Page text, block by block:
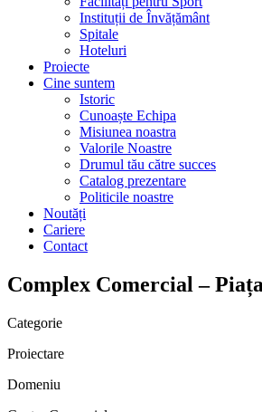
Instituții de Învățământ
Spitale
Hoteluri
Proiecte
Cine suntem
Istoric
Cunoaște Echipa
Misiunea noastra
Valorile Noastre
Drumul tău către succes
Catalog prezentare
Politicile noastre
Noutăți
Cariere
Contact
Complex Comercial –
Categorie
Proiectare
Domeniu